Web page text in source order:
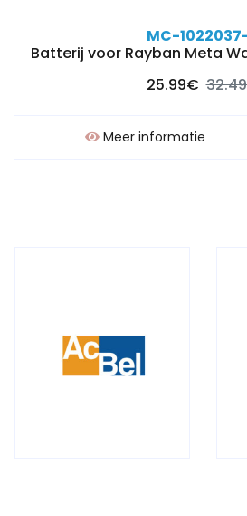
MC-
Batterij voor Rayban Meta
25.99€
Meer informatie